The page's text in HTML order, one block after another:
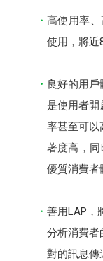
高使用率
使用，將近
良好的用
是使用者
率甚至可以
著度高，同
優質消費者
善用LAP，
分析消費者
對的訊息傳